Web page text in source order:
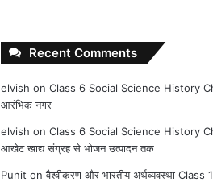
Recent Comments
elvish onClass 6 Social Science History
आरंभिक नगर
elvish onClass 6 Social Science History
आखेट खाद्य संग्रह से भोजन उत्पादन तक
Punit onवैश्वीकरण और भारतीय अर्थव्यवस्था Class